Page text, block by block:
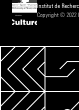
Institut de
Copyright © 2022